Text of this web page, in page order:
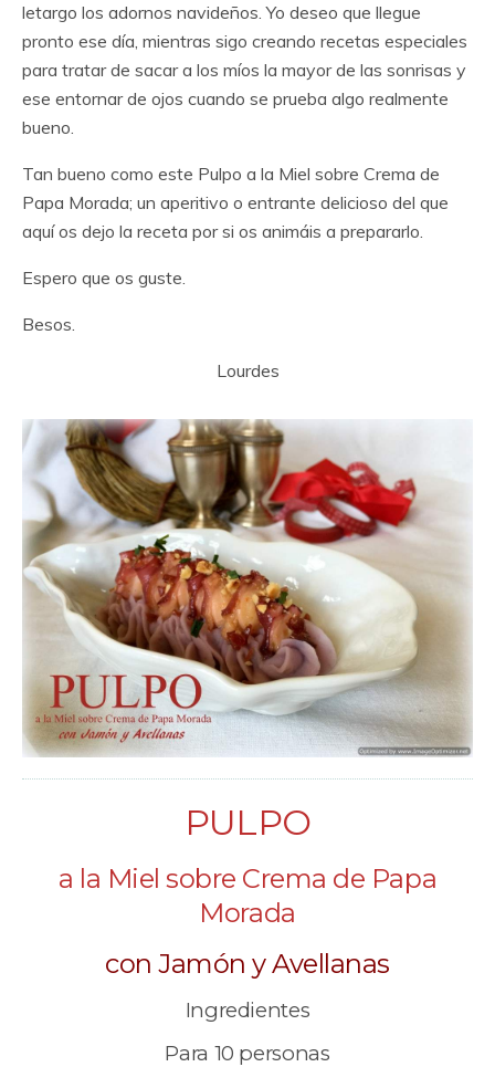
letargo los adornos navideños. Yo deseo que llegue
pronto ese día, mientras sigo creando recetas especiales
para tratar de sacar a los míos la mayor de las sonrisas y
ese entornar de ojos cuando se prueba algo realmente
bueno.
Tan bueno como este Pulpo a la Miel sobre Crema de
Papa Morada; un aperitivo o entrante delicioso del que
aquí os dejo la receta por si os animáis a prepararlo.
Espero que os guste.
Besos.
Lourdes
PULPO
a la Miel sobre Crema de Papa
Morada
con Jamón y Avellanas
Ingredientes
Para 10 personas